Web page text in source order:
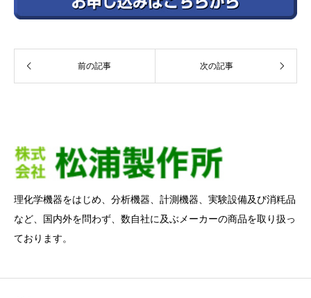
前の記事 次の記事
理化学機器をはじめ、分析機器、計測機器、実験設備及び消粍品
など、国内外を問わず、数自社に及ぶメーカーの商品を取り扱っ
ております。